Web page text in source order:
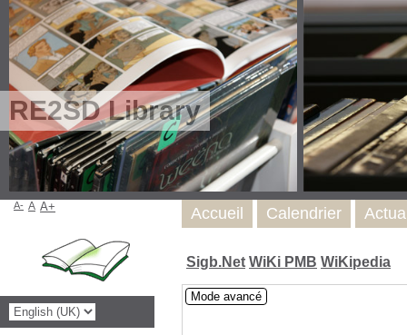
RE2SD Library
Sigb.Net WiKi PMB WiKipedia
Mode avancé
Accueil Calendrier
A- A A+